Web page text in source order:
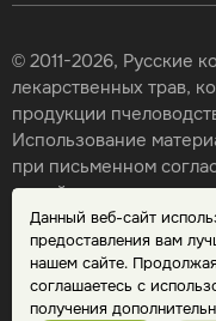
Данный веб-сайт
предоставления вам
нашем сайте.
соглашаетесь с
получения
© 2011-2026, Русские
лекарственных трав,
продукции
Использование
при письменном
на сайт.
Карта сайта
Политика
Публичная оферта
Обработка